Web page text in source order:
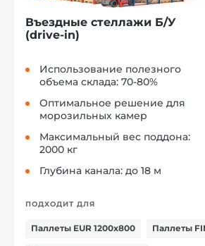
Въездные стеллажи Б/У
(drive-in)
Использование полезного
объема склада: 70-80%
Оптимальное решение для
морозильных камер
Максимальный вес поддона:
2000 кг
Глубина канала: до 18 м
ПОДХОДИТ ДЛЯ
Паллеты EUR 1200x800 Паллеты